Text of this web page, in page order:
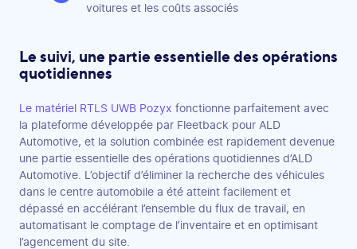
voitures et les coûts associés
Le suivi, une partie essentielle des opérations
quotidiennes
Le matériel RTLS UWB Pozyx fonctionne parfaitement avec
la plateforme développée par Fleetback pour ALD
Automotive, et la solution combinée est rapidement devenue
une partie essentielle des opérations quotidiennes d’ALD
Automotive. L’objectif d’éliminer la recherche des véhicules
dans le centre automobile a été atteint facilement et
dépassé en accélérant l’ensemble du flux de travail, en
automatisant le comptage de l’inventaire et en optimisant
l’agencement du site.